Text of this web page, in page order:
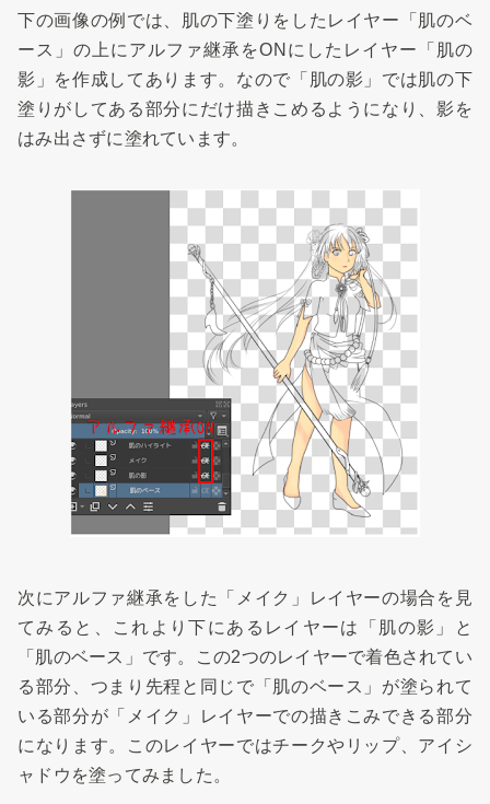
下の画像の例では、肌の下塗りをしたレイヤー「肌のベ
ース」の上にアルファ継承をONにしたレイヤー「肌の
影」を作成してあります。なので「肌の影」では肌の下
塗りがしてある部分にだけ描きこめるようになり、影を
はみ出さずに塗れています。
次にアルファ継承をした「メイク」レイヤーの場合を見
てみると、これより下にあるレイヤーは「肌の影」と
「肌のベース」です。この2つのレイヤーで着色されてい
る部分、つまり先程と同じで「肌のベース」が塗られて
いる部分が「メイク」レイヤーでの描きこみできる部分
になります。このレイヤーではチークやリップ、アイシ
ャドウを塗ってみました。